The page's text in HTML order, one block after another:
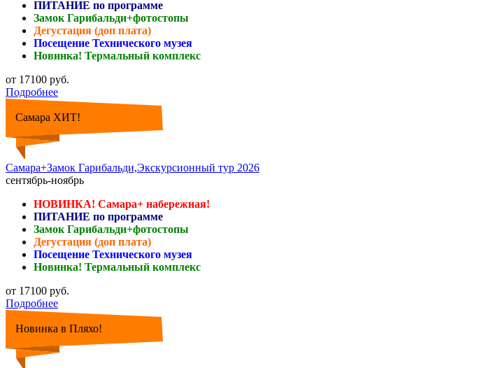
ПИТАНИЕ по программе
Замок Гарибальди+фотостопы
Дегустация (доп плата)
Посещение Технического музея
Новинка! Термальный комплекс
от 17100 руб.
Подробнее
Самара ХИТ!
Самара+Замок Гарибальди,Экскурсионный тур 2026
сентябрь-ноябрь
НОВИНКА! Самара+ набережная!
ПИТАНИЕ по программе
Замок Гарибальди+фотостопы
Дегустация (доп плата)
Посещение Технического музея
Новинка! Термальный комплекс
от 17100 руб.
Подробнее
Новинка в Пляхо!